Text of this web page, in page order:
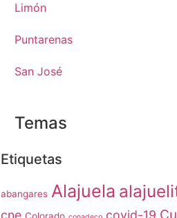
Limón
Puntarenas
San José
Temas
Etiquetas
abangares Alajuela
cne covid-19